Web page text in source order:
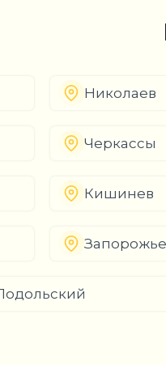
Николаев
Черкассы
Кишинев
Запорожье